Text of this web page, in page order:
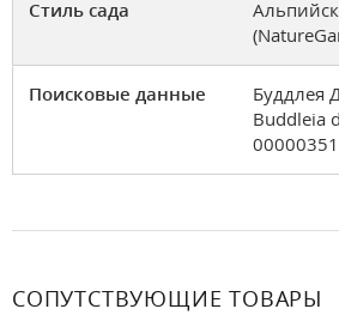
Стиль сада
Поисковые данные
Буддлея
Buddleia
СОПУТСТВУЮЩИЕ ТОВАРЫ